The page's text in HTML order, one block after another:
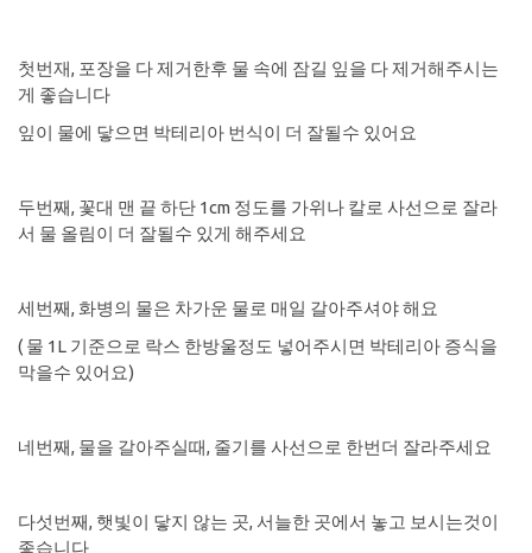
첫번재, 포장을 다 제거한후 물 속에 잠길 잎을 다 제거해주시는
게 좋습니다
잎이 물에 닿으면 박테리아 번식이 더 잘될수 있어요
​두번째, 꽃대 맨 끝 하단 1cm 정도를 가위나 칼로 사선으로 잘라
서 물 올림이 더 잘될수 있게 해주세요
​세번째, 화병의 물은 차가운 물로 매일 갈아주셔야 해요
( 물 1L 기준으로 락스 한방울정도 넣어주시면 박테리아 증식을
막을수 있어요)
네번째, 물을 갈아주실때, 줄기를 사선으로 한번더 잘라주세요
다섯번째, 햇빛이 닿지 않는 곳, 서늘한 곳에서 놓고 보시는것이
좋습니다